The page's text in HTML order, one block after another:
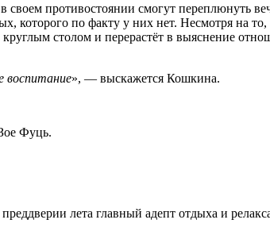
противостоянии смогут переплюнуть
по факту у них нет. Несмотря на то,
столом и перерастёт в выяснение
воспитание», — выскажется Кошкина.
Фуць.
лета главный адепт отдыха и